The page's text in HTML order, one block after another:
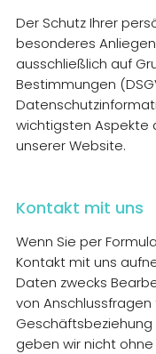
TELEFON
DESIGN
WEBSITE
GRAFIKDESIGN
ONLINESHOP
BUSINESS
INTERNET
eCard
PLUS
TELEFON
DESIGN
SERVER
KONTAKT
KUNDENBEREICH
DOWNLOADS
FAQ
REZENSIONEN
LOGIN
TEAM
Der Schutz Ihrer
besonderes
ausschließlich auf
Bestimmungen
wichtigsten Aspekte
unserer Website.
Kontakt mit uns
Wenn Sie per
Kontakt mit uns
Daten zwecks
von
geben wir nicht ohne